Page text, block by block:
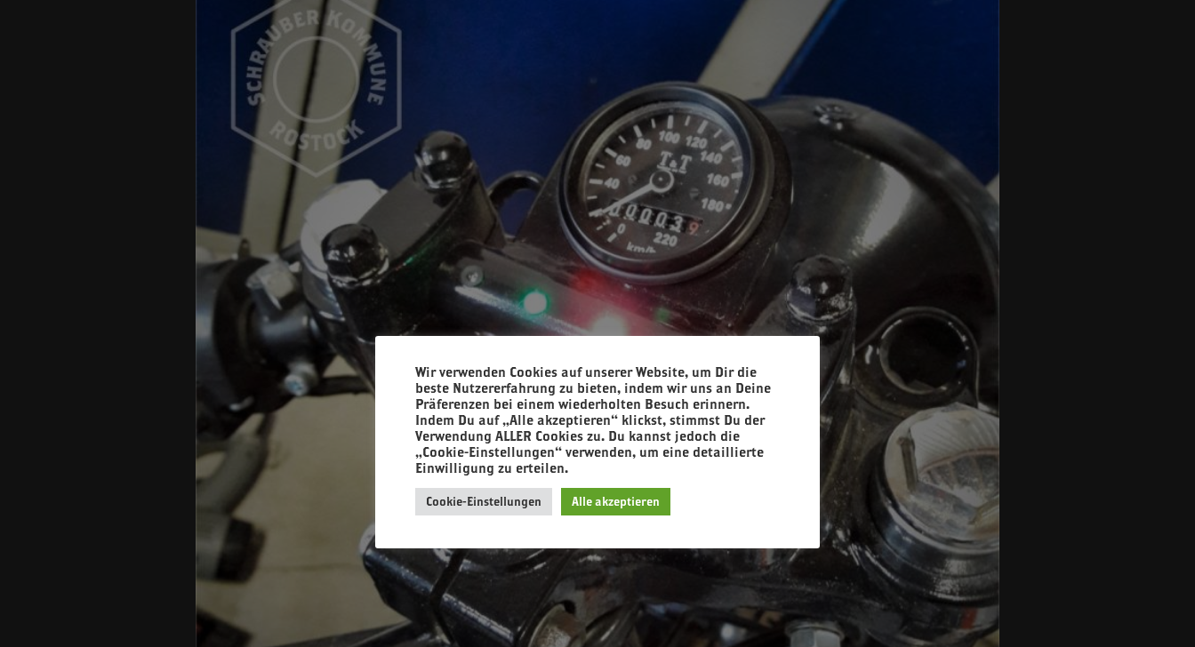
Wir verwenden Cookies auf unserer Website, um Dir die
beste Nutzererfahrung zu bieten, indem wir uns an Deine
Präferenzen bei einem wiederholten Besuch erinnern.
Indem Du auf „Alle akzeptieren“ klickst, stimmst Du der
Verwendung ALLER Cookies zu. Du kannst jedoch die
„Cookie-Einstellungen“ verwenden, um eine detaillierte
Einwilligung zu erteilen.
Cookie-Einstellungen Alle akzeptieren